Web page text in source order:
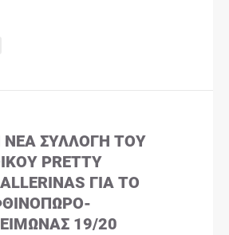
ΝΈΑ ΣΥΛΛΟΓΉ ΤΟΥ
PRETTY
ΓΙΑ ΤΟ
19/20